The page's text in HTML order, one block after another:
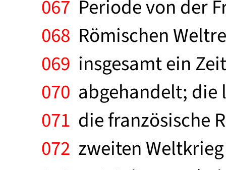
067 Periode von der
068 Römischen
069 insgesamt ein
070 abgehandelt; die
071 die französische
072 zweiten